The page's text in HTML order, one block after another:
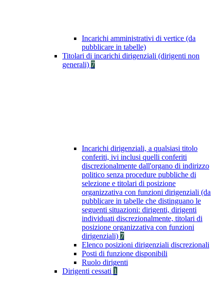
Incarichi amministrativi di vertice (da
pubblicare in tabelle)
Titolari di incarichi dirigenziali (dirigenti non
generali) 7
Incarichi dirigenziali, a qualsiasi titolo
conferiti, ivi inclusi quelli conferiti
discrezionalmente dall'organo di indirizzo
politico senza procedure pubbliche di
selezione e titolari di posizione
organizzativa con funzioni dirigenziali (da
pubblicare in tabelle che distinguano le
seguenti situazioni: dirigenti, dirigenti
individuati discrezionalmente, titolari di
posizione organizzativa con funzioni
dirigenziali) 7
Elenco posizioni dirigenziali discrezionali
Posti di funzione disponibili
Ruolo dirigenti
Dirigenti cessati 1